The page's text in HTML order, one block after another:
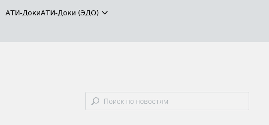
АТИ-ДокиАТИ-Доки (ЭДО)